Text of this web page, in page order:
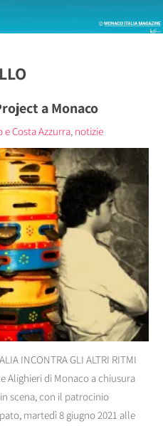
a Monaco
Costa Azzurra, notizie
INCONTRA GLI ALTRI RITMI
Alighieri di Monaco a chiusura
scena, con il patrocinio
martedì 8 giugno 2021 alle